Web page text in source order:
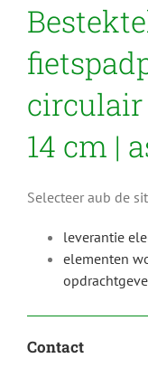
circulair
14 cm |
Selecteer aub de
leverantie
elementen
Contact